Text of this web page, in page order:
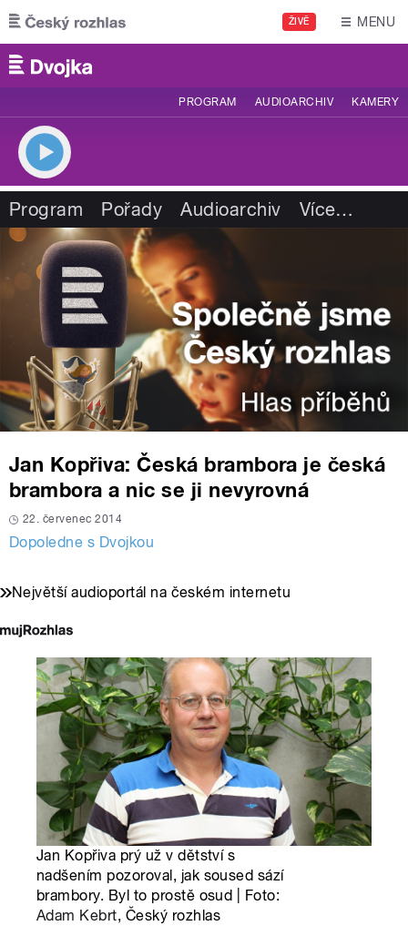
Přejít k hlavnímu obsahu
ŽIVĚ MENU
PROGRAM AUDIOARCHIV KAMERY
Program Pořady Audioarchiv Více…
Jan Kopřiva: Česká brambora je česká
brambora a nic se ji nevyrovná
22. červenec 2014
Dopoledne s Dvojkou
Největší audioportál na českém internetu
Jan Kopřiva prý už v dětství s
nadšením pozoroval, jak soused sází
brambory. Byl to prostě osud | Foto:
Adam Kebrt, Český rozhlas